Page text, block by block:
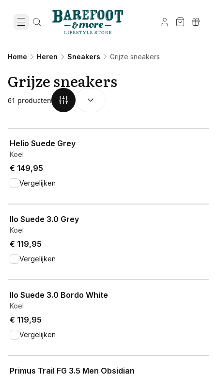
Home Heren Sneakers Grijze sneakers
Grijze sneakers
61 producten
Helio Suede Grey
Koel
€ 149,95
Vergelijken
Ilo Suede 3.0 Grey
Koel
€ 119,95
Vergelijken
Ilo Suede 3.0 Bordo White
Koel
€ 119,95
Vergelijken
Primus Trail FG 3.5 Men Obsidian